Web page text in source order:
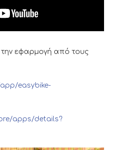
την εφαρμογή από τους
easybike-
apps/details?